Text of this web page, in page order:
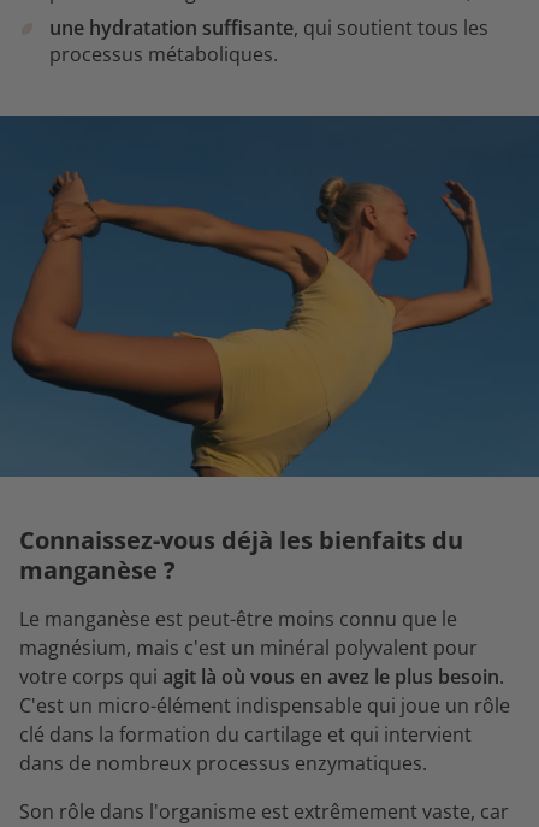
une hydratation suffisante, qui soutient tous les
processus métaboliques.
Connaissez-vous déjà les bienfaits du
manganèse ?
Le manganèse est peut-être moins connu que le
magnésium, mais c'est un minéral polyvalent pour
votre corps qui agit là où vous en avez le plus besoin.
C'est un micro-élément indispensable qui joue un rôle
clé dans la formation du cartilage et qui intervient
dans de nombreux processus enzymatiques.
Son rôle dans l'organisme est extrêmement vaste, car